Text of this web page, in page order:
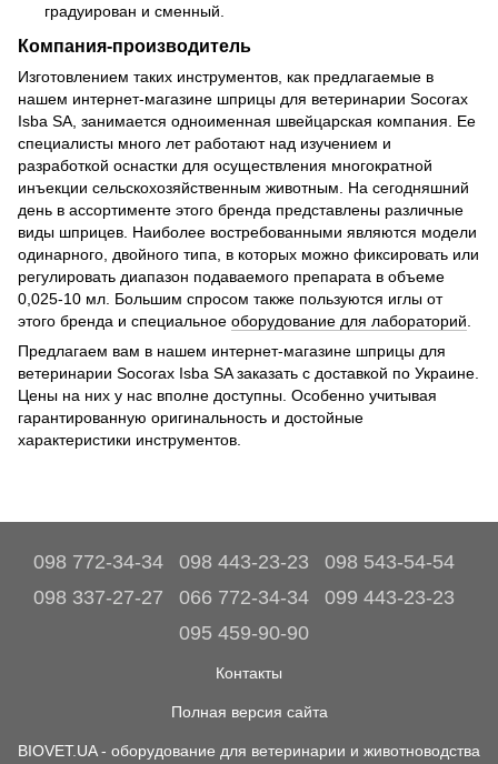
градуирован и сменный.
Компания-производитель
Изготовлением таких инструментов, как предлагаемые в
нашем интернет-магазине шприцы для ветеринарии Socorax
Isba SA, занимается одноименная швейцарская компания. Ее
специалисты много лет работают над изучением и
разработкой оснастки для осуществления многократной
инъекции сельскохозяйственным животным. На сегодняшний
день в ассортименте этого бренда представлены различные
виды шприцев. Наиболее востребованными являются модели
одинарного, двойного типа, в которых можно фиксировать или
регулировать диапазон подаваемого препарата в объеме
0,025-10 мл. Большим спросом также пользуются иглы от
этого бренда и специальное оборудование для лабораторий
Предлагаем вам в нашем интернет-магазине шприцы для
ветеринарии Socorax Isba SA заказать с доставкой по Украине.
Цены на них у нас вполне доступны. Особенно учитывая
гарантированную оригинальность и достойные
характеристики инструментов.
098 772-34-34 098 443-23-23
098 543-54-54
098 337-27-27
066 772-34-34
099 443-23-23
095 459-90-90
Контакты
Полная версия сайта
BIOVET.UA - оборудование для ветеринарии и животноводства